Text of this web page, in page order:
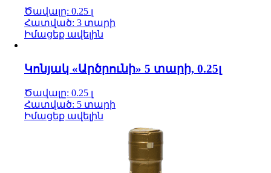
Ծավալը: 0.25 լ
Հատված: 3 տարի
Իմացեք ավելին
Կոնյակ «Արծրունի» 5 տարի, 0.25լ
Ծավալը: 0.25 լ
Հատված: 5 տարի
Իմացեք ավելին